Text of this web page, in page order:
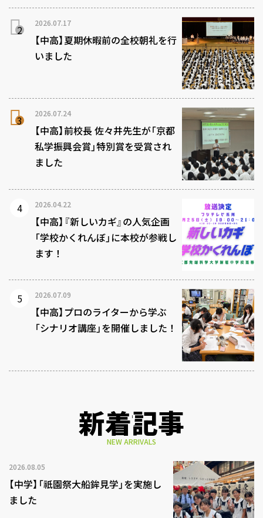
2026.07.17
【中高】夏期休暇前の全校朝礼を行
いました
2026.07.24
【中高】前校長 佐々井先生が「京都
私学振興会賞」特別賞を受賞され
ました
2026.04.22
【中高】『新しいカギ』の人気企画
「学校かくれんぼ」に本校が参戦し
ます！
2026.07.09
【中高】プロのライターから学ぶ
「シナリオ講座」を開催しました！
新着記事
NEW ARRIVALS
2026.08.05
【中学】「祇園祭大船鉾見学」を実施し
ました